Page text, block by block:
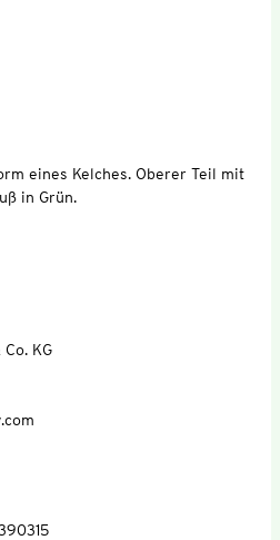
eines Kelches. Oberer Teil mit
in Grün.
KG